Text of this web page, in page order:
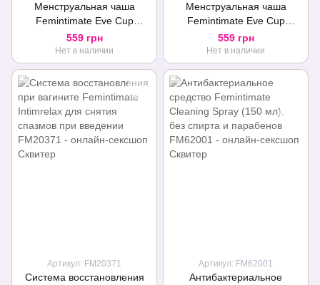
Менструальная чаша
Femintimate Eve Cup
размер S с переносным
душем, диаметр 3,2см
559 грн
Нет в наличии
Менструальная чаша
Femintimate Eve Cup
размер L с переносным
душем, диаметр 3,8см
559 грн
Нет в наличии
Артикул: FM20371
Система восстановления
Артикул: FM62001
Антибактериальное